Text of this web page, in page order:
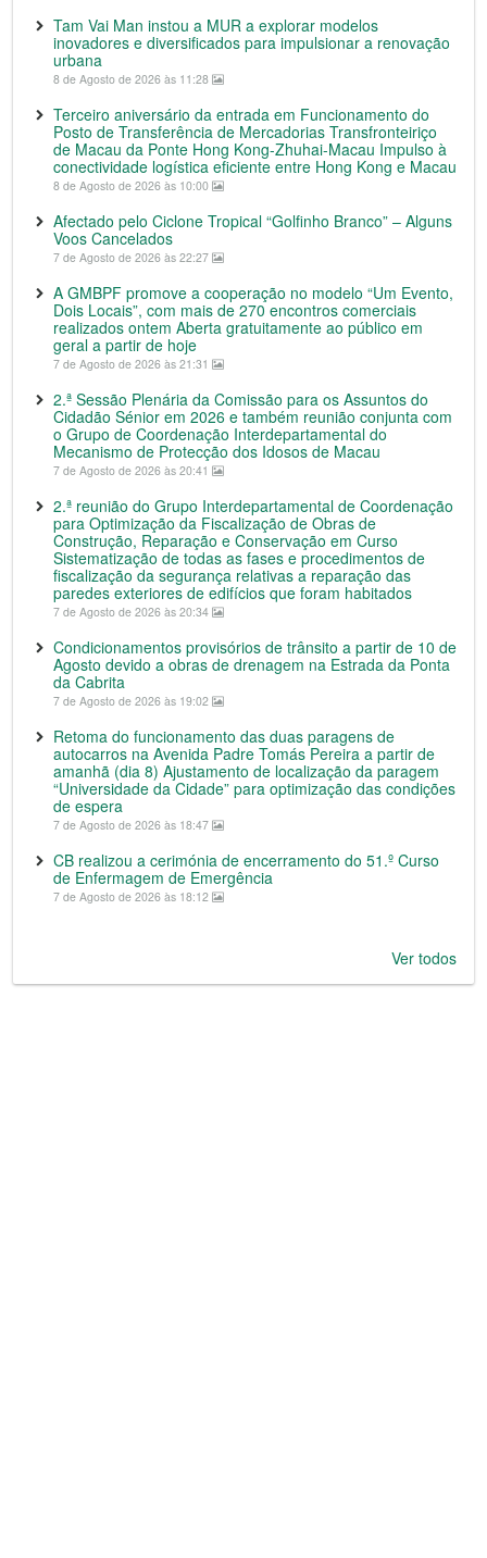
Tam Vai Man instou a MUR a explorar modelos
inovadores e diversificados para impulsionar a renovação
urbana
8 de Agosto de 2026 às 11:28
Terceiro aniversário da entrada em Funcionamento do
Posto de Transferência de Mercadorias Transfronteiriço
de Macau da Ponte Hong Kong-Zhuhai-Macau Impulso à
conectividade logística eficiente entre Hong Kong e Macau
8 de Agosto de 2026 às 10:00
Afectado pelo Ciclone Tropical “Golfinho Branco” – Alguns
Voos Cancelados
7 de Agosto de 2026 às 22:27
A GMBPF promove a cooperação no modelo “Um Evento,
Dois Locais”, com mais de 270 encontros comerciais
realizados ontem Aberta gratuitamente ao público em
geral a partir de hoje
7 de Agosto de 2026 às 21:31
2.ª Sessão Plenária da Comissão para os Assuntos do
Cidadão Sénior em 2026 e também reunião conjunta com
o Grupo de Coordenação Interdepartamental do
Mecanismo de Protecção dos Idosos de Macau
7 de Agosto de 2026 às 20:41
2.ª reunião do Grupo Interdepartamental de Coordenação
para Optimização da Fiscalização de Obras de
Construção, Reparação e Conservação em Curso
Sistematização de todas as fases e procedimentos de
fiscalização da segurança relativas a reparação das
paredes exteriores de edifícios que foram habitados
7 de Agosto de 2026 às 20:34
Condicionamentos provisórios de trânsito a partir de 10 de
Agosto devido a obras de drenagem na Estrada da Ponta
da Cabrita
7 de Agosto de 2026 às 19:02
Retoma do funcionamento das duas paragens de
autocarros na Avenida Padre Tomás Pereira a partir de
amanhã (dia 8) Ajustamento de localização da paragem
“Universidade da Cidade” para optimização das condições
de espera
7 de Agosto de 2026 às 18:47
CB realizou a cerimónia de encerramento do 51.º Curso
de Enfermagem de Emergência
7 de Agosto de 2026 às 18:12
Ver todos